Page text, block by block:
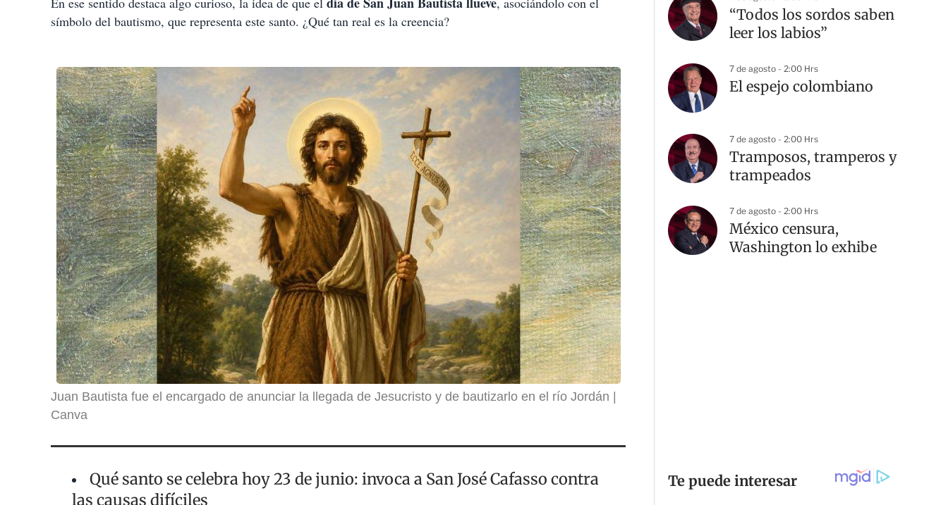
símbolo del bautismo, que representa este santo. ¿Qué tan real es la creencia?
Juan Bautista fue el encargado de anunciar la llegada de Jesucristo y de bautizarlo en el río Jordán
Canva
Qué santo se celebra hoy 23 de junio: invoca a San José Cafasso contra
las causas difíciles
“Todos los sordos saben
leer los labios”
7 de agosto - 2:00 Hrs
El espejo colombiano
7 de agosto - 2:00 Hrs
Tramposos, tramperos y
trampeados
7 de agosto - 2:00 Hrs
México censura,
Washington lo exhibe